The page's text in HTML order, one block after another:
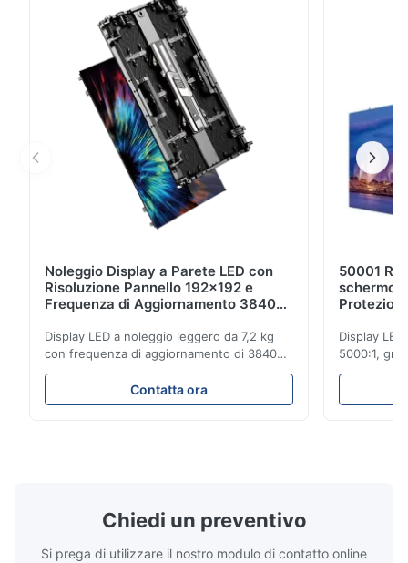
funzionamento continuo 24 ore su 24, 7 giorni su 7,
questa serie Pro combina luminosità superiore,
protezione ...
Noleggio Display a Parete LED con
Risoluzione Pannello 192x192 e
Frequenza di Aggiornamento 3840Hz
Display LED a noleggio leggero da 7,2 kg
con frequenza di aggiornamento di 3840
Hz, luminosità di 700 cd/m² e risoluzione
192x192. Ideale per eventi dal vivo con
facilità di installazione e compatibilità di
Contatta ora
50001
schermo
Display
5000:1,
frequenza
durata e
Chiedi un preventivo
Si prega di utilizzare il nostro modulo di contatto online